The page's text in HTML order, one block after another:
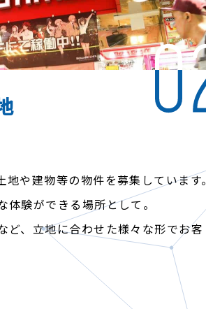
や建物等の物件を募集しています。
験ができる場所として。
ど、立地に合わせた様々な形でお客